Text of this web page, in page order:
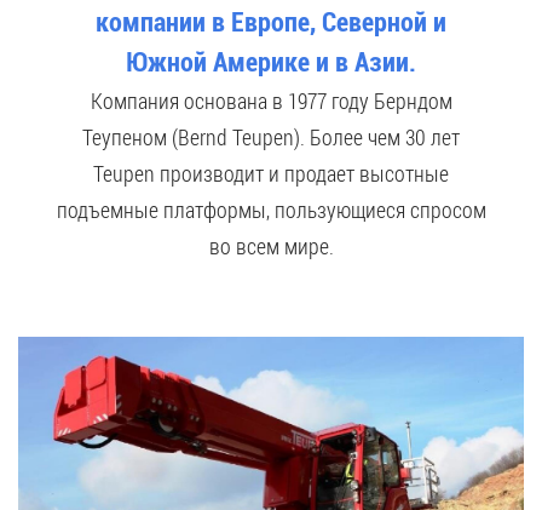
компании в Европе, Северной и
Южной Америке и в Азии.
Компания основана в 1977 году Берндом
Теупеном (Bernd Teupen). Более чем 30 лет
Teupen производит и продает высотные
подъемные платформы, пользующиеся спросом
во всем мире.